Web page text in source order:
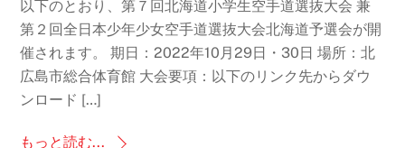
以下のとおり、第７回北海道小学生空手道選抜大会 兼
第２回全日本少年少女空手道選抜大会北海道予選会が開
催されます。 期日：2022年10月29日・30日 場所：北
広島市総合体育館 大会要項：以下のリンク先からダウ
ンロード […]
もっと読む...